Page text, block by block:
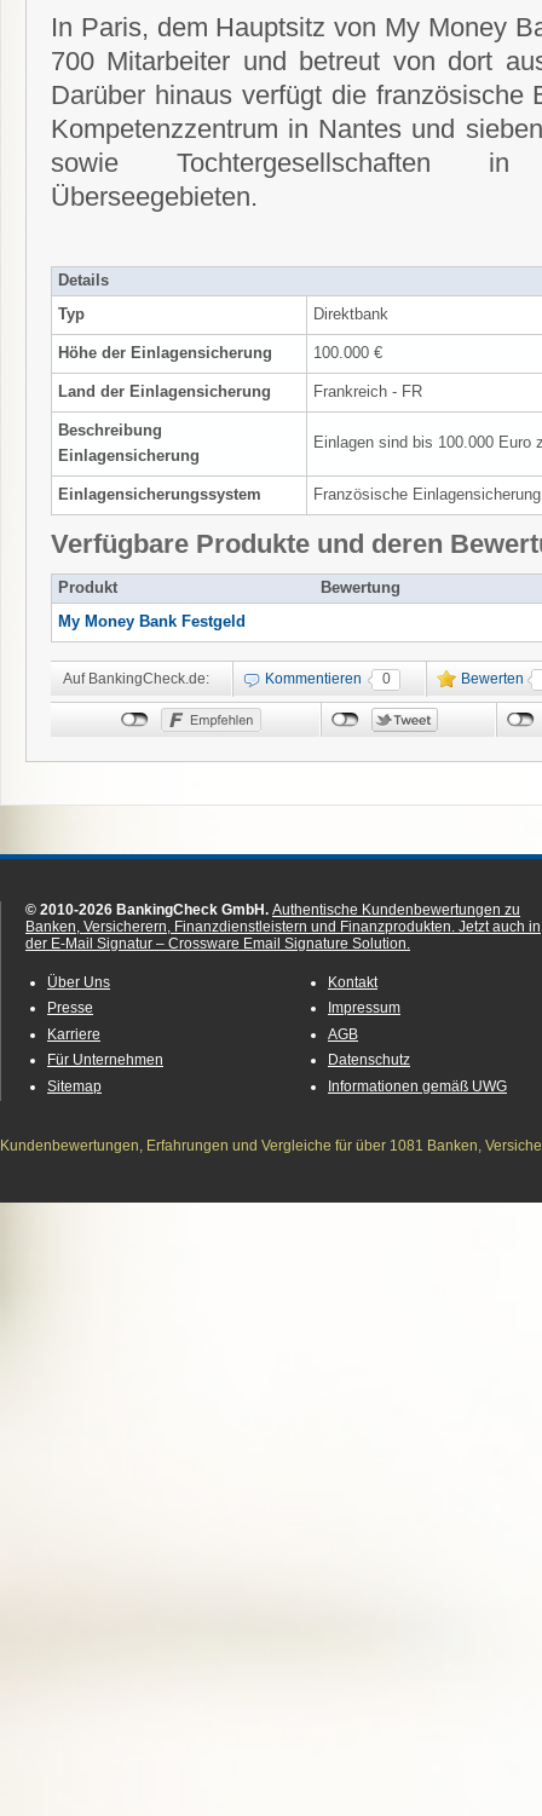
In Paris, dem Hauptsitz von My Money
700 Mitarbeiter und betreut von dort
Darüber hinaus verfügt die französische
Kompetenzzentrum in Nantes und
sowie Tochtergesellschaften
Überseegebieten.
Details
Typ
Direktbank
Höhe der Einlagensicherung 100.000 €
Land der Einlagensicherung Frankreich - FR
Beschreibung
Einlagensicherung
Einlagen sind bis 100.000 Euro
Einlagensicherungssystem Französische Einlagensicherung
Verfügbare Produkte und deren
Produkt
Bewertung
My Money Bank Festgeld
Auf BankingCheck.de: Kommentieren 0 Bewerten
© 2010-2026 BankingCheck GmbH. Authentische Kundenbewertungen zu
Banken, Versicherern, Finanzdienstleistern und Finanzprodukten. Jetzt auch in
der E-Mail Signatur – Crossware Email Signature Solution.
Über Uns
Presse
Karriere
Für Unternehmen
Sitemap
Kontakt
Impressum
AGB
Datenschutz
Informationen gemäß UWG
Kundenbewertungen, Erfahrungen und Vergleiche für über 1081 Banken,